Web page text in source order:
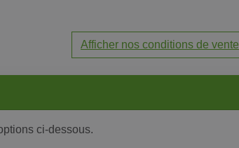
Afficher nos conditions de vente
ci-dessous.